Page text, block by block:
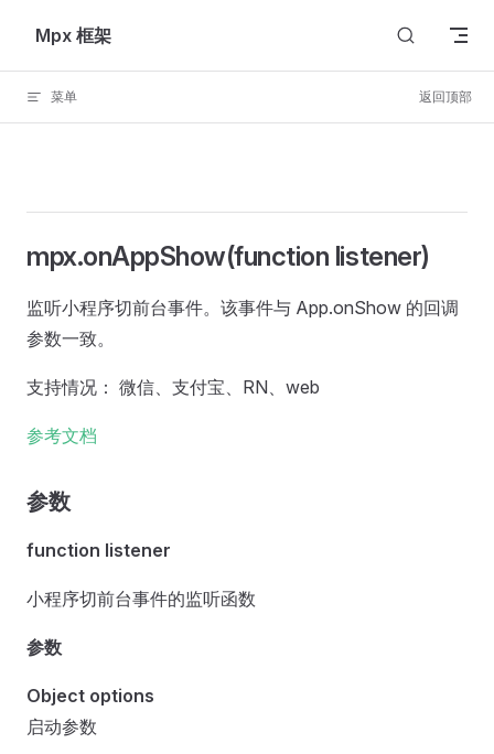
Skip to content
Mpx 框架
菜单 返回顶部
mpx.onAppShow(function listener)
监听小程序切前台事件。该事件与 App.onShow 的回调
参数一致。
支持情况： 微信、支付宝、RN、web
参考文档
参数
function listener
小程序切前台事件的监听函数
参数
Object options
启动参数